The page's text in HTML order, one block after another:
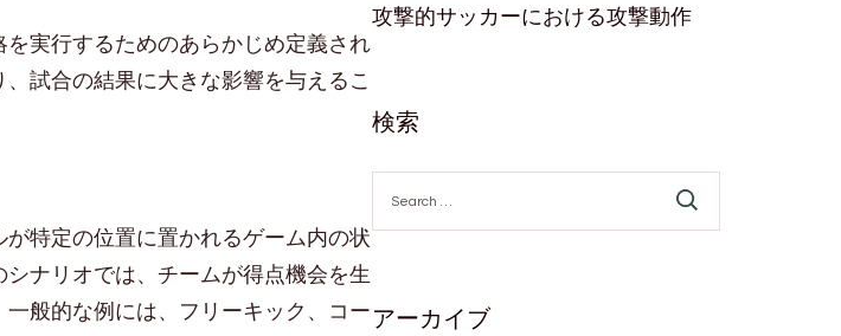
実行するためのあらかじめ定義され
試合の結果に大きな影響を与えるこ
特定の位置に置かれるゲーム内の状
ナリオでは、チームが得点機会を生
般的な例には、フリーキック、コー
攻撃的サッカーにおける攻撃動作
検索
for:
アーカイブ